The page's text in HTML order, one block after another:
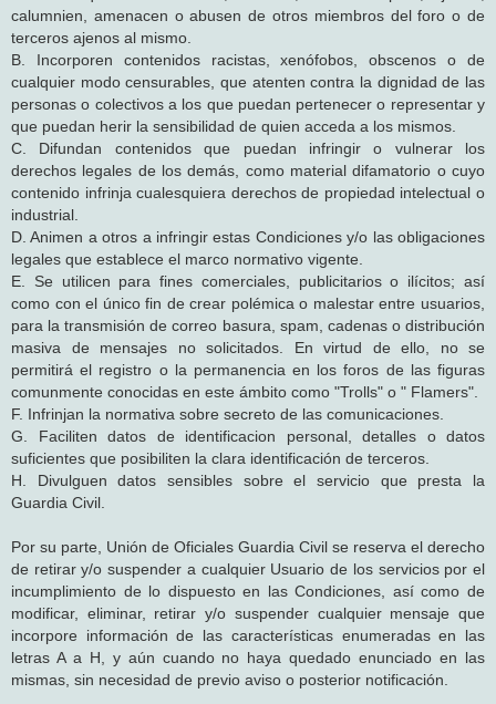
calumnien, amenacen o abusen de otros miembros del foro o de
terceros ajenos al mismo.
B. Incorporen contenidos racistas, xenófobos, obscenos o de
cualquier modo censurables, que atenten contra la dignidad de las
personas o colectivos a los que puedan pertenecer o representar y
que puedan herir la sensibilidad de quien acceda a los mismos.
C. Difundan contenidos que puedan infringir o vulnerar los
derechos legales de los demás, como material difamatorio o cuyo
contenido infrinja cualesquiera derechos de propiedad intelectual o
industrial.
D. Animen a otros a infringir estas Condiciones y/o las obligaciones
legales que establece el marco normativo vigente.
E. Se utilicen para fines comerciales, publicitarios o ilícitos; así
como con el único fin de crear polémica o malestar entre usuarios,
para la transmisión de correo basura, spam, cadenas o distribución
masiva de mensajes no solicitados. En virtud de ello, no se
permitirá el registro o la permanencia en los foros de las figuras
comunmente conocidas en este ámbito como "Trolls" o " Flamers".
F. Infrinjan la normativa sobre secreto de las comunicaciones.
G. Faciliten datos de identificacion personal, detalles o datos
suficientes que posibiliten la clara identificación de terceros.
H. Divulguen datos sensibles sobre el servicio que presta la
Guardia Civil.
Por su parte, Unión de Oficiales Guardia Civil se reserva el derecho
de retirar y/o suspender a cualquier Usuario de los servicios por el
incumplimiento de lo dispuesto en las Condiciones, así como de
modificar, eliminar, retirar y/o suspender cualquier mensaje que
incorpore información de las características enumeradas en las
letras A a H, y aún cuando no haya quedado enunciado en las
mismas, sin necesidad de previo aviso o posterior notificación.